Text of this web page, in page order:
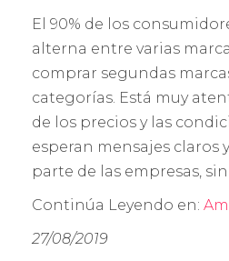
El 90% de los
alterna entre varias
comprar segundas
categorías. Está muy
de los precios y las
esperan mensajes claros
parte de las empresas,
Continúa Leyendo en:
27/08/2019